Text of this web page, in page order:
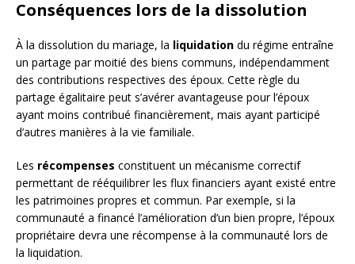
Conséquences lors de la dissolution
À la dissolution du mariage, la liquidation du régime entraîne
un partage par moitié des biens communs, indépendamment
des contributions respectives des époux. Cette règle du
partage égalitaire peut s’avérer avantageuse pour l’époux
ayant moins contribué financièrement, mais ayant participé
d’autres manières à la vie familiale.
Les récompenses constituent un mécanisme correctif
permettant de rééquilibrer les flux financiers ayant existé entre
les patrimoines propres et commun. Par exemple, si la
communauté a financé l’amélioration d’un bien propre, l’époux
propriétaire devra une récompense à la communauté lors de
la liquidation.